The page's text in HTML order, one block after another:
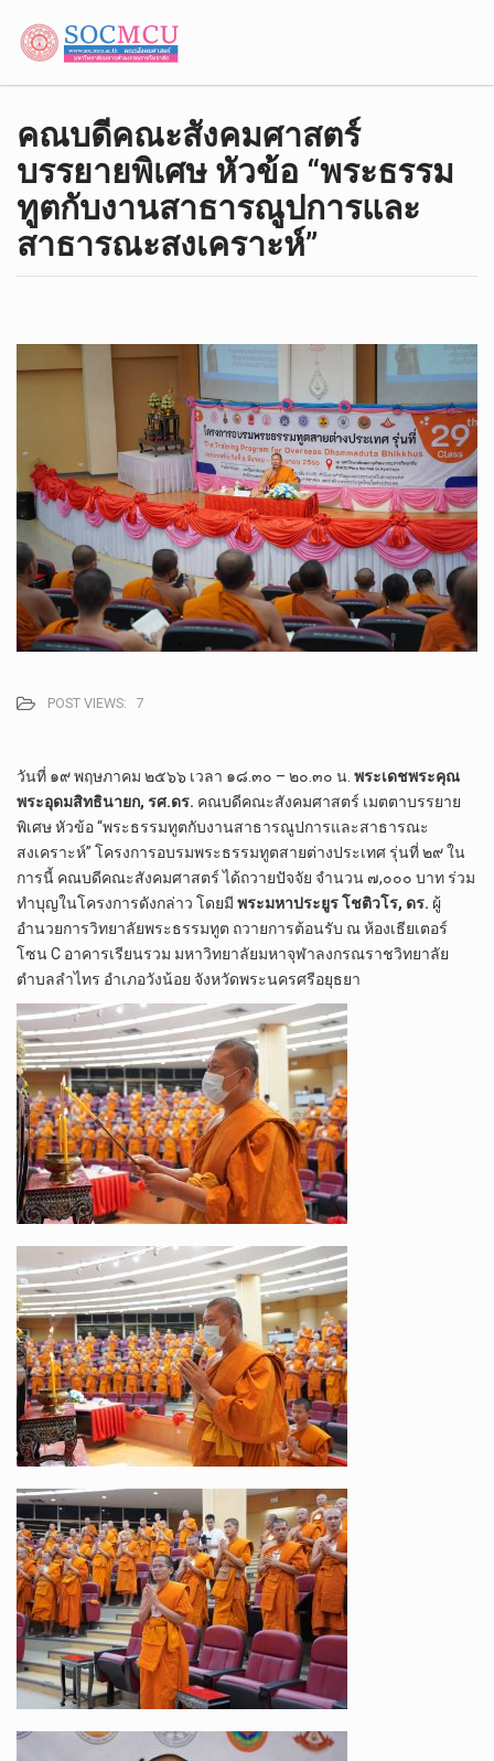
คณบดีคณะสังคมศาสตร์​
บรรยายพิเศษ หัวข้อ “พระธรรม
ทูตกับงานสาธารณูปการและ
สาธารณะสงเคราะห์​”
POST VIEWS: 7
วันที่ ๑๙ พฤษภาคม ๒๕๖๖ เวลา ๑๘.๓๐ – ๒๐.๓๐ น.​ พระเดชพระคุณ
พระอุดมสิทธินายก, รศ.ดร. คณบดีคณะสังคมศาสตร์ เมตตาบรรยาย
พิเศษ หัวข้อ “พระธรรมทูตกับงานสาธารณูปการและสาธารณะ
สงเคราะห์​” โครงการอบรมพระธรรมทูตสายต่างประเทศ รุ่นที่ ๒๙ ใน
การนี้​ คณบดีคณะสังคมศาสตร์ ได้ถวายปัจจัย จำนวน ๗,๐๐๐ บาท ร่วม
ทำบุญในโครงการ​ดังกล่าว​ โดยมี พระมหาประยูร โชติวโร, ดร. ผู้
อำนวยการวิทยาลัยพระธรรมทูต ถวายการต้อนรับ ณ ห้องเธียเตอร์
โซน C อาคารเรียนรวม มหาวิทยาลัยมหาจุฬาลงกรณราชวิทยาลัย
ตำบลลำไทร อำเภอวังน้อย จังหวัดพระนครศรีอยุธยา